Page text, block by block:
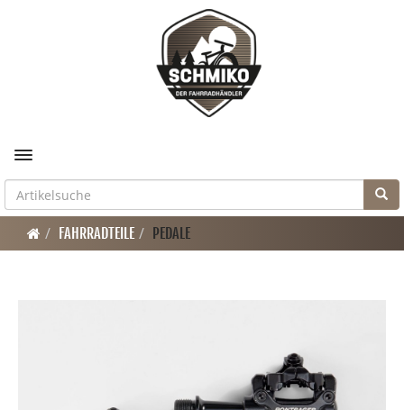
Toggle navigation
FAHRRADTEILE PEDALE